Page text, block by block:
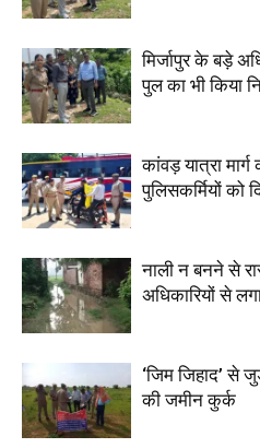
मिर्जापुर के बड़े
पुल का भी किया
कांवड़ यात्रा मार्ग
पुलिसकर्मियों को
नाली न बनने से
अधिकारियों से
‘जिम जिहाद’ से
की जमीन कुर्क